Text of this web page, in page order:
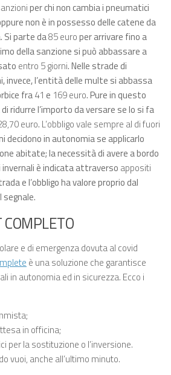
per chi non cambia i pneumatici
non è in possesso delle catene da
Si parte da85 europer arrivare fino a
della sanzione si può abbassare a
entro 5 giorni. Nelle strade di
invece, l’entità delle multe si abbassa
fra41 e 169 euro. Pure in questo
ridurre l’importo da versare se lo si fa
euro. L’obbligo vale sempre al di fuori
decidono in autonomia se applicarlo
abitate; la necessità di avere a bordo
è indicata attraverso appositi
e l’obbligo ha valore proprio dal
segnale.
e di emergenza dovuta al covid
è una soluzione che garantisce
in autonomia ed in sicurezza. Ecco i
in officina;
per la sostituzione o l’inversione.
vuoi, anche all’ultimo minuto.